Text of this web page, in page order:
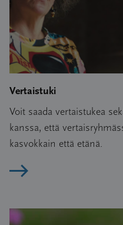
Vertaistuki
Voit saada vertaistukea
kanssa, että
kasvokkain että etänä.
Lue artikkeli